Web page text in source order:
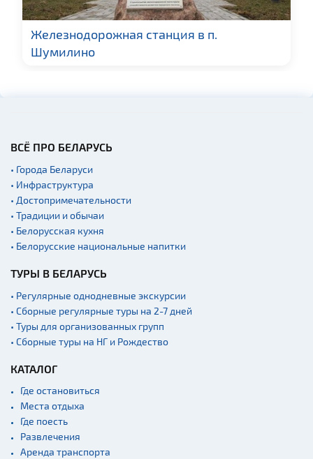
Железнодорожная станция в п.
Шумилино
ВСЁ ПРО БЕЛАРУСЬ
• Города Беларуси
• Инфраструктура
• Достопримечательности
• Традиции и обычаи
• Белорусская кухня
• Белорусские национальные напитки
ТУРЫ В БЕЛАРУСЬ
• Регулярные однодневные экскурсии
• Сборные регулярные туры на 2-7 дней
• Туры для организованных групп
• Сборные туры на НГ и Рождество
КАТАЛОГ
Где остановиться
Места отдыха
Где поесть
Развлечения
Аренда транспорта